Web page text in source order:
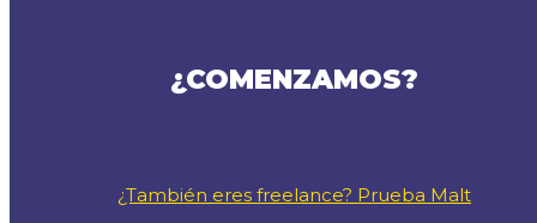
¿COMENZAMOS?
¿También eres freelance? Prueba Malt